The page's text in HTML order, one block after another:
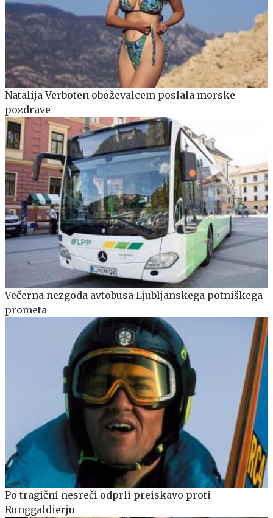
Natalija Verboten oboževalcem poslala morske
pozdrave
Večerna nezgoda avtobusa Ljubljanskega potniškega
prometa
Po tragični nesreči odprli preiskavo proti
Runggaldierju